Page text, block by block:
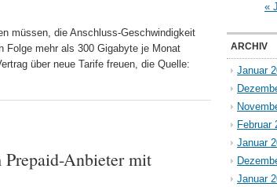
müssen, die Anschluss-Geschwindigkeit
Folge mehr als 300 Gigabyte je Monat
über neue Tarife freuen, die Quelle:
Anbieter mit
«
ARCHIV
Januar
Februar
Januar
Januar